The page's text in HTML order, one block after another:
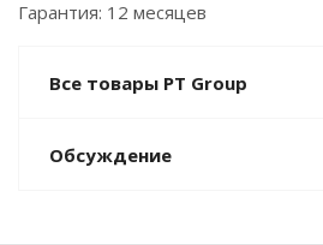
Гарантия: 12 месяцев
Все товары PT Group
Обсуждение